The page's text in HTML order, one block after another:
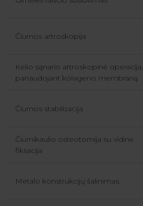
Čiurnos artroskopija
Kelio sąnario artroskopinė operacija,
panaudojant kolageno membraną
Čiurnos stabilizacija
Čiurnikaulio osteotomija su vidine
fiksacija
Metalo konstrukcijų šalinimas